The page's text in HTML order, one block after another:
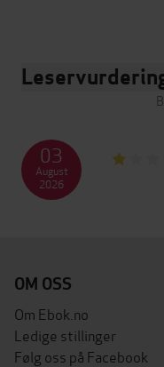
03
August
2026
OM OSS
Om Ebok.no
Ledige stillinger
Følg oss på Facebook